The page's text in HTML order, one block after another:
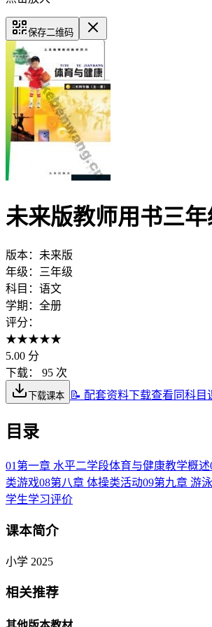
保存二维码
未来版教师用书三
版本： 未来版
年级：
三年级
科目： 语文
学期： 全册
评分：
★★★★★
5.00 分
下载：
95 次
下载课本 📝 配套资料下载查看同科目
目录
01 第一章 水平二学段体育与健康教学概述
类游戏08第八章 体操类活动09第九章 游
学生学习评价
课本简介
小学 2025
相关推荐